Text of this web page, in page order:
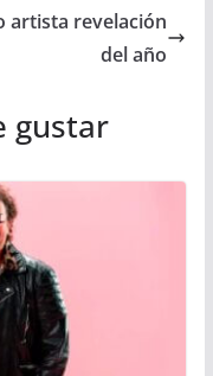
artista revelación
del año
gustar